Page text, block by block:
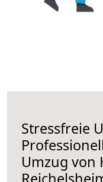
Stressfreie
Umzug von